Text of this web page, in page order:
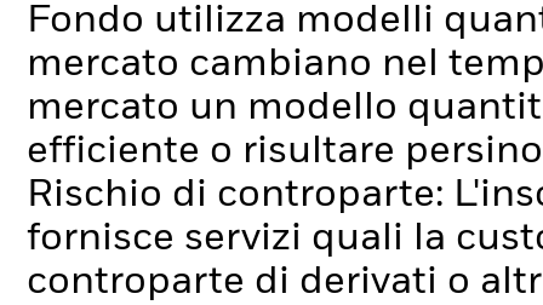
Fondo utilizza modelli
mercato cambiano nel
mercato un modello
efficiente o risultare
Rischio di controparte:
fornisce servizi quali la
controparte di derivati o